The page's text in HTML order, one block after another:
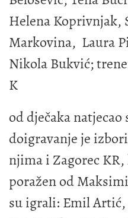
Helena Koprivnjak,
Markovina, Laura
Nikola Bukvić;
K
od dječaka natjecao
doigravanje je
njima i Zagorec
poražen od
su igrali: Emil